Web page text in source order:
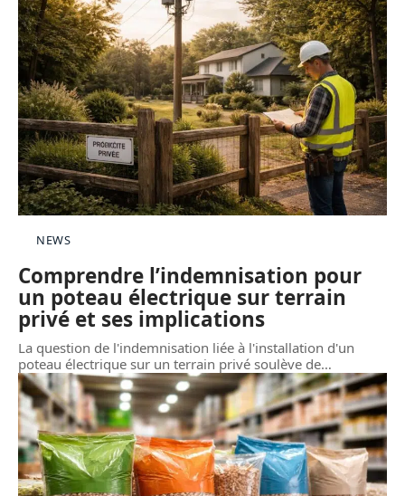
NEWS
Comprendre l’indemnisation pour
un poteau électrique sur terrain
privé et ses implications
La question de l'indemnisation liée à l'installation d'un
poteau électrique sur un terrain privé soulève de…